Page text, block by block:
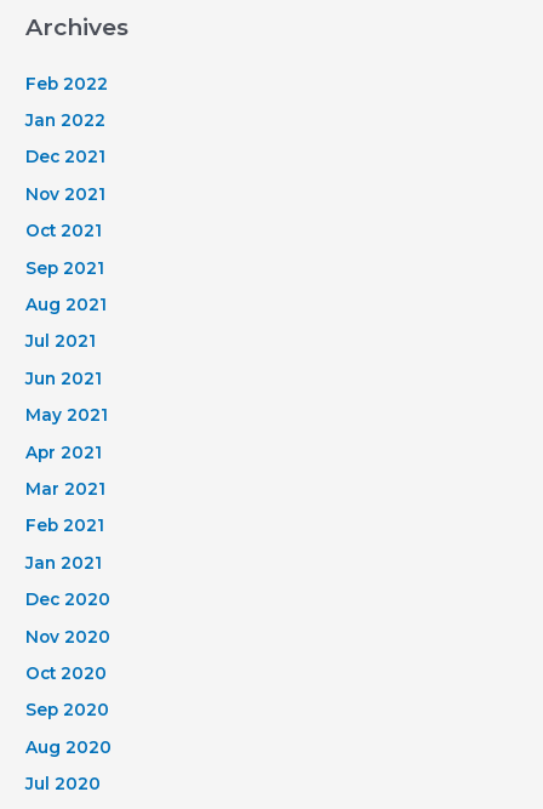
Archives
Feb 2022
Jan 2022
Dec 2021
Nov 2021
Oct 2021
Sep 2021
Aug 2021
Jul 2021
Jun 2021
May 2021
Apr 2021
Mar 2021
Feb 2021
Jan 2021
Dec 2020
Nov 2020
Oct 2020
Sep 2020
Aug 2020
Jul 2020